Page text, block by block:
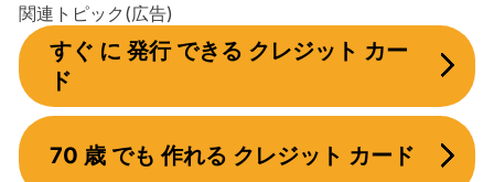
関連トピック(広告)
すぐ に 発行 できる クレジット カー
ド
70 歳 でも 作れる クレジット カード